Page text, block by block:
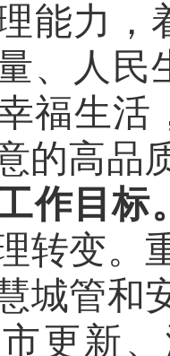
能力，
、人民
福生活
的高品
作目标
转变。
城管和
更新